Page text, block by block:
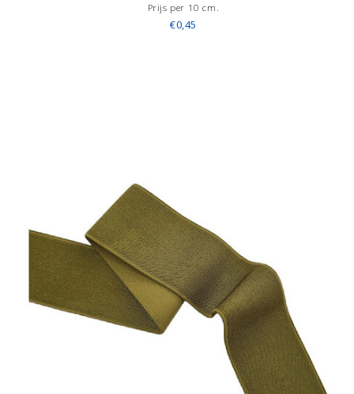
Prijs per 10 cm.
€0,45